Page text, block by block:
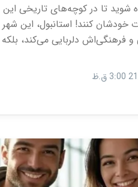
شوید تا در کوچه‌های تاریخی
خودشان کنند! استانبول، این
فرهنگی‌اش دلربایی می‌کند،
ق.ظ